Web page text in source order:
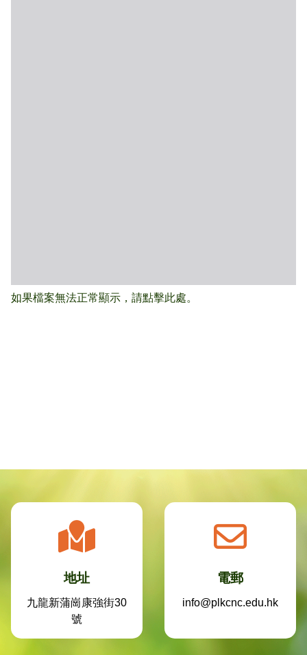
如果檔案無法正常顯示，請點擊此處。
地址
九龍新蒲崗康強街30
號
電郵
info@plkcnc.edu.hk